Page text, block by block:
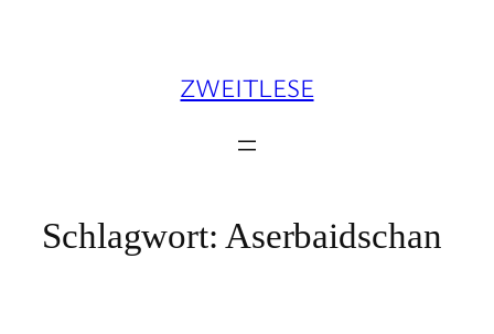
ZWEITLESE
Schlagwort: Aserbaidschan